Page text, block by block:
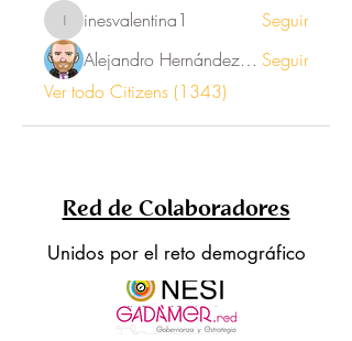
inesvalentina1
inesvalentina1
Seguir
Alejandro Hernández Renner Seguir
Ver todo Citizens (1343)
Red de Colaboradores
Unidos por el reto demográfico